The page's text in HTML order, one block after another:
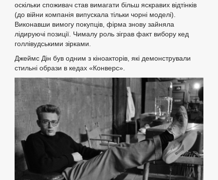
оскільки споживач став вимагати більш яскравих відтінків
(до війни компанія випускала тільки чорні моделі).
Виконавши вимогу покупців, фірма знову зайняла
лідируючі позиції. Чималу роль зіграв факт вибору кед
голлівудськими зірками.
Джеймс Дін був одним з кіноакторів, які демонстрували
стильні образи в кедах «Конверс».